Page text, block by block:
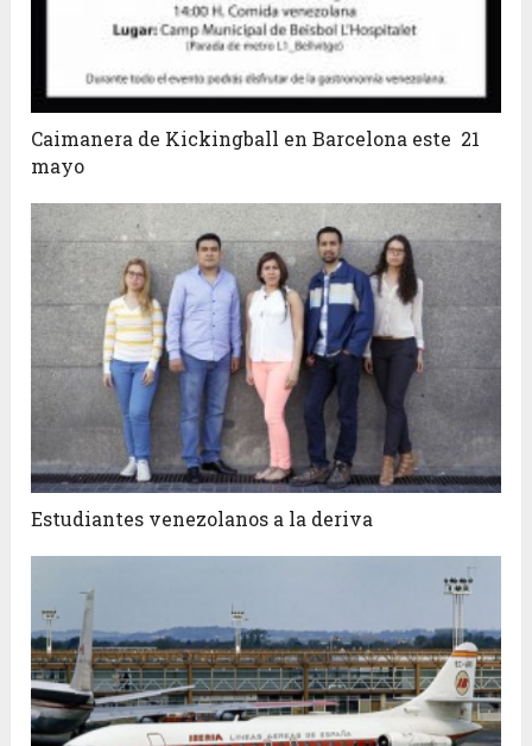
Caimanera de Kickingball en Barcelona este 21
mayo
Estudiantes venezolanos a la deriva